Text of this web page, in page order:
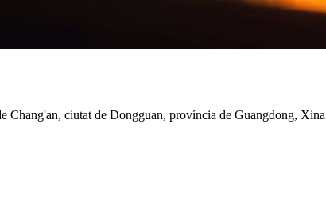
Chang'an, ciutat de Dongguan, província de Guangdong, Xina